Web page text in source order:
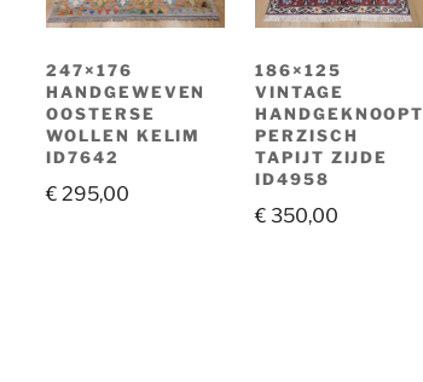
247×176
HANDGEWEVEN
OOSTERSE
WOLLEN KELIM
ID7642
€ 295,00
186×125
VINTAGE
HANDGEKNOOPT
PERZISCH
TAPIJT ZIJDE
ID4958
€ 350,00